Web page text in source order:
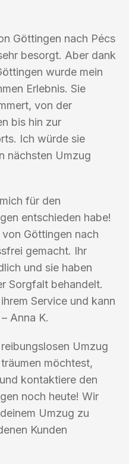
Göttingen nach Pécs
besorgt. Aber dank
wurde mein
Erlebnis. Sie
von der
bis hin zur
Ich würde sie
nächsten Umzug
für den
entschieden habe!
Göttingen nach
gemacht. Ihr
und sie haben
Sorgfalt behandelt.
Service und kann
Anna K.
Umzug
möchtest,
kontaktiere den
noch heute! Wir
Umzug zu
Kunden